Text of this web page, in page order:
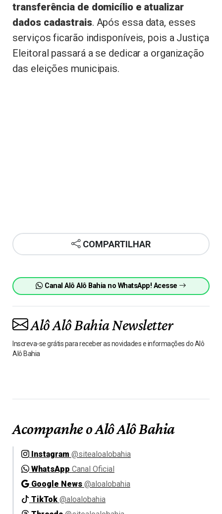
transferência de domicílio e atualizar
dados cadastrais. Após essa data, esses
serviços ficarão indisponíveis, pois a Justiça
Eleitoral passará a se dedicar a organização
das eleições municipais.
COMPARTILHAR
Canal Alô Alô Bahia no WhatsApp! Acesse
Alô Alô Bahia Newsletter
Inscreva-se grátis para receber as novidades e informações do Alô
Alô Bahia
Acompanhe o Alô Alô Bahia
Instagram @sitealoalobahia
WhatsApp Canal Oficial
Google News @aloalobahia
TikTok @aloalobahia